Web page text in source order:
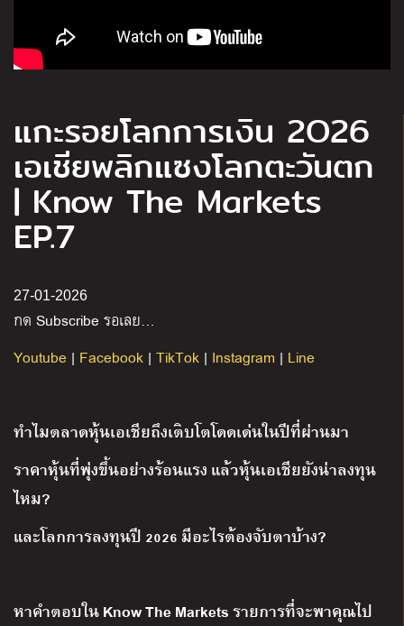
แกะรอยโลกการเงิน 2O26
เอเชียพลิกแซงโลกตะวันตก
| Know The Markets
EP.7
27-01-2026
กด Subscribe รอเลย…
Youtube | Facebook | TikTok | Instagram | Line
ทำไมตลาดหุ้นเอเชียถึงเติบโตโดดเด่นในปีที่ผ่านมา
ราคาหุ้นที่พุ่งขึ้นอย่างร้อนแรง แล้วหุ้นเอเชียยังน่าลงทุน
ไหม?
และโลกการลงทุนปี 2026 มีอะไรต้องจับตาบ้าง?
หาคำตอบใน Know The Markets รายการที่จะพาคุณไป